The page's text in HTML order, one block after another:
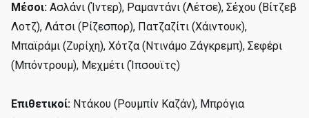
Μέσοι: Ασλάνι (Ίντερ), Ραμαντάνι (Λέτσε), Σέχου (Βίτζεβ
Λοτζ), Λάτσι (Ρίζεσπορ), Πατζαζίτι (Χάιντουκ),
Μπαϊράμι (Ζυρίχη), Χότζα (Ντινάμο Ζάγκρεμπ), Σεφέρι
(Μπόντρουμ), Μεχμέτι (Ίπσουϊτς)
Επιθετικοί: Ντάκου (Ρουμπίν Καζάν), Μπρόγια